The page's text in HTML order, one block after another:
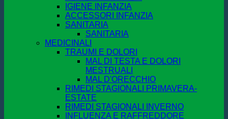
IGIENE INFANZIA
ACCESSORI INFANZIA
SANITARIA
SANITARIA
MEDICINALI
TRAUMI E DOLORI
MAL DI TESTA E DOLORI
MESTRUALI
MAL D'ORECCHIO
RIMEDI STAGIONALI PRIMAVERA-
ESTATE
RIMEDI STAGIONALI INVERNO
INFLUENZA E RAFFREDDORE